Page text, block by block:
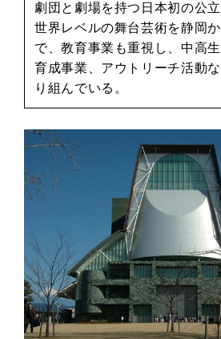
劇団と劇場を持つ日本初の公立
世界レベルの舞台芸術を静岡
で、教育事業も重視し、中高
育成事業、アウトリーチ活動
り組んでいる。